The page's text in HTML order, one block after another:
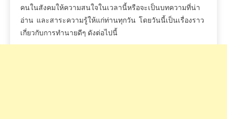
คนในสังคมให้ความสนใจในเวลานี้หรือจะเป็นบทความที่น่า
อ่าน และสาระความรู้ให้แก่ท่านทุกวัน โดยวันนี้เป็นเรื่องราว
เกี่ยวกับการทำนายดีๆ ดังต่อไปนี้